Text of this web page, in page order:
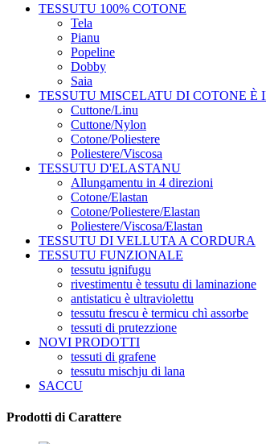
TESSUTU 100% COTONE
Tela
Pianu
Popeline
Dobby
Saia
TESSUTU MISCELATU DI COTONE È
Cuttone/Linu
Cuttone/Nylon
Cotone/Poliestere
Poliestere/Viscosa
TESSUTU D'ELASTANU
Allungamentu in 4 direzioni
Cotone/Elastan
Cotone/Poliestere/Elastan
Poliestere/Viscosa/Elastan
TESSUTU DI VELLUTA A CORDURA
TESSUTU FUNZIONALE
tessutu ignifugu
rivestimentu è tessutu di laminazione
antistaticu è ultraviolettu
tessutu frescu è termicu chì assorbe
tessuti di prutezzione
NOVI PRODOTTI
tessuti di grafene
tessutu mischju di lana
SACCU
Prodotti di Carattere